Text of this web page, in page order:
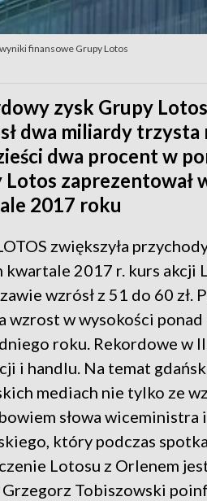
finansowe Grupy Lotos
zysk Grupy
dwa miliardy
dwa procent w
Lotos
2017 roku
zwiększyła
kwartale 2017 r. kurs akcji
wzrósł z 51 do 60 zł.
wzrost w wysokości
roku. Rekordowe w
i handlu. Na temat
mediach nie tylko ze
słowa
który podczas
Lotosu z Orlenem
Tobiszowski